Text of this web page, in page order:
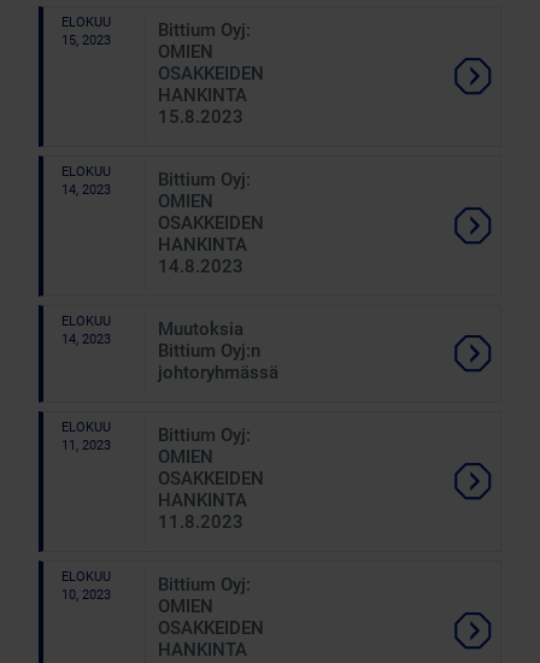
ELOKUU
15, 2023
Bittium Oyj:
OMIEN
OSAKKEIDEN
HANKINTA
15.8.2023
ELOKUU
14, 2023
Bittium Oyj:
OMIEN
OSAKKEIDEN
HANKINTA
14.8.2023
ELOKUU
14, 2023
Muutoksia
Bittium Oyj:n
johtoryhmässä
ELOKUU
11, 2023
Bittium Oyj:
OMIEN
OSAKKEIDEN
HANKINTA
11.8.2023
ELOKUU
10, 2023
Bittium Oyj:
OMIEN
OSAKKEIDEN
HANKINTA